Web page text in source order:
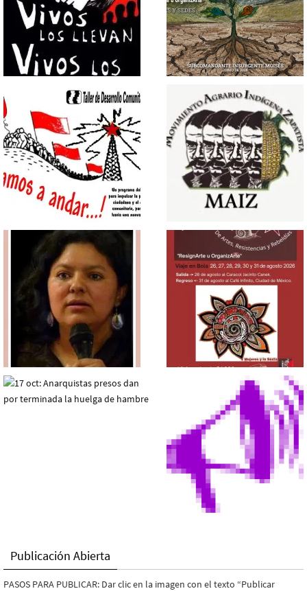
Publicación Abierta
PASOS PARA PUBLICAR: Dar clic en la imagen con el texto “Publicar